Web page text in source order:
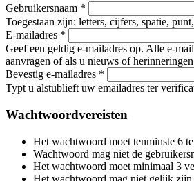
Gebruikersnaam *
Toegestaan zijn: letters, cijfers, spatie,
E-mailadres *
Geef een geldig e-mailadres op. Alle e-
aanvragen of als u nieuws of
Bevestig e-mailadres *
Typt u alstublieft uw emailadres ter
Wachtwoordvereisten
Het wachtwoord moet tenminste 6
Wachtwoord mag niet de
Het wachtwoord moet minimaal 3
Het wachtwoord mag niet gelijk zijn